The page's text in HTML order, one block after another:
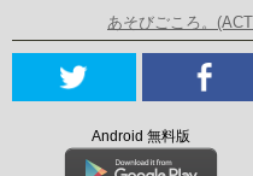
あそびごころ。
Android 無料版